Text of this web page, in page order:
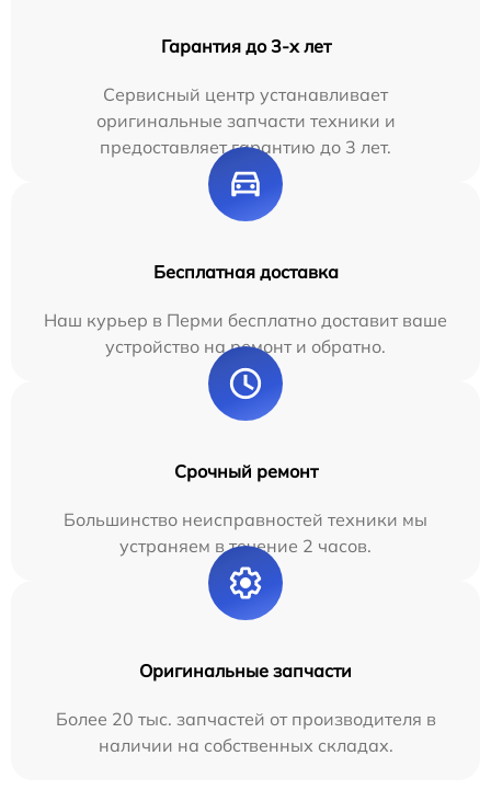
Гарантия до 3-х лет
Сервисный центр устанавливает
оригинальные запчасти техники и
предоставляет гарантию до 3 лет.
Бесплатная доставка
Наш курьер в Перми бесплатно доставит ваше
устройство на ремонт и обратно.
Срочный ремонт
Большинство неисправностей техники мы
устраняем в течение 2 часов.
Оригинальные запчасти
Более 20 тыс. запчастей от производителя в
наличии на собственных складах.